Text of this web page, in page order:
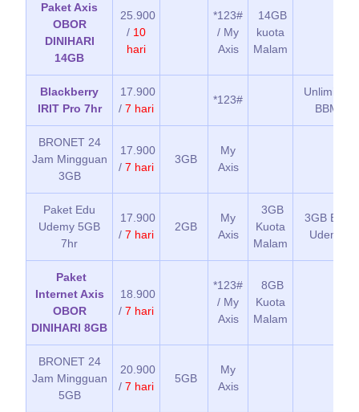
Paket Axis
OBOR
DINIHARI
14GB
25.900
/ 10
hari
*123#
/ My
Axis
14GB
kuota
Malam
Blackberry
IRIT Pro 7hr
17.900
/ 7 hari
*123#
Unlimited
BBM
BRONET 24
Jam Mingguan
3GB
17.900
/ 7 hari
3GB
My
Axis
Paket Edu
Udemy 5GB
7hr
17.900
/ 7 hari
2GB
My
Axis
3GB
Kuota
Malam
3GB Edu
Udemy
Paket
Internet Axis
OBOR
DINIHARI 8GB
18.900
/ 7 hari
*123#
/ My
Axis
8GB
Kuota
Malam
BRONET 24
Jam Mingguan
5GB
20.900
/ 7 hari
5GB
My
Axis